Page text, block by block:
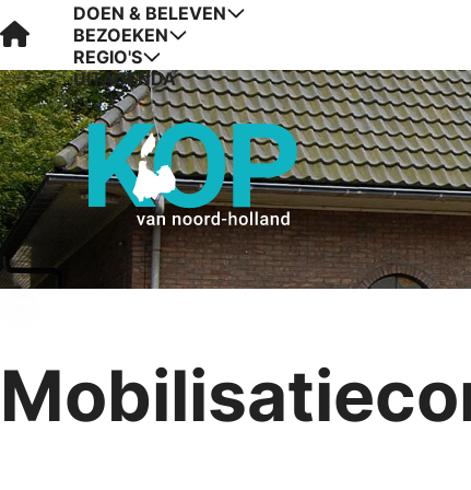
Visit Kop van Holland
DOEN & BELEVEN
BEZOEKEN
REGIO'S
UITAGENDA